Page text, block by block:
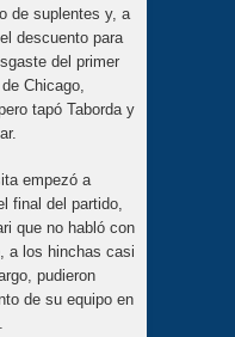
de suplentes y, a
descuento para
del primer
Chicago,
tapó Taborda y
empezó a
final del partido,
que no habló con
a los hinchas casi
pudieron
de su equipo en